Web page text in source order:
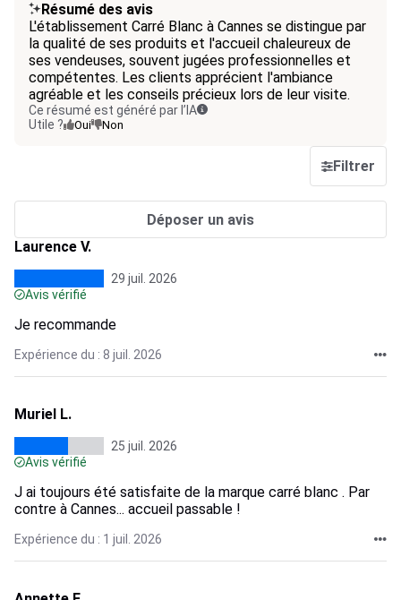
Résumé des avis
L'établissement Carré Blanc à Cannes se distingue par
la qualité de ses produits et l'accueil chaleureux de
ses vendeuses, souvent jugées professionnelles et
compétentes. Les clients apprécient l'ambiance
agréable et les conseils précieux lors de leur visite.
Ce résumé est généré par l’IA
Utile ?
Oui Non
Filtrer
Déposer un avis
Laurence V.
29 juil. 2026
Avis vérifié
Je recommande
Expérience du : 8 juil. 2026
Muriel L.
25 juil. 2026
Avis vérifié
J ai toujours été satisfaite de la marque carré blanc . Par
contre à Cannes... accueil passable !
Expérience du : 1 juil. 2026